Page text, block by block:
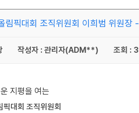
림픽대회 조직위원회 이희범 위원장
작성자 : 관리자(ADM**) 조회 :
지평을 여는
대회 조직위원회